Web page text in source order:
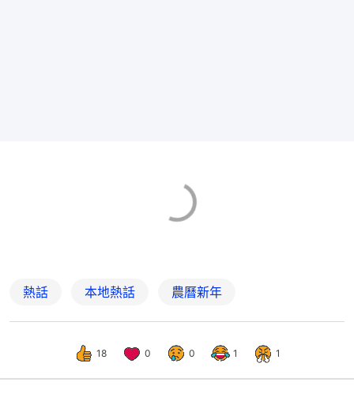
熱話 本地熱話 農曆新年
18 0 0 1 1